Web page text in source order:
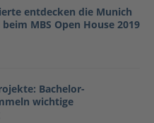
entdecken die Munich
MBS Open House 2019
Bachelor-
wichtige